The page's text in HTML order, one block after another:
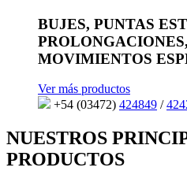
BUJES, PUNTAS
MOVIMIENTOS
Ver más productos
+54 (03472) 424849 /
NUESTROS
PRODUCTOS